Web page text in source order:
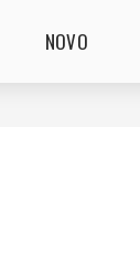
NOVO